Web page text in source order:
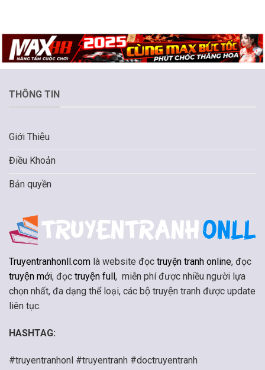
THÔNG TIN
Giới Thiệu
Điều Khoản
Bản quyền
Truyentranhonll.com là website đọc truyện tranh online, đọc
truyện mới, đọc truyện full, miễn phí được nhiều người lựa
chọn nhất, đa dạng thể loại, các bộ truyện tranh được update
liên tục.
HASHTAG:
#truyentranhonl #truyentranh #doctruyentranh